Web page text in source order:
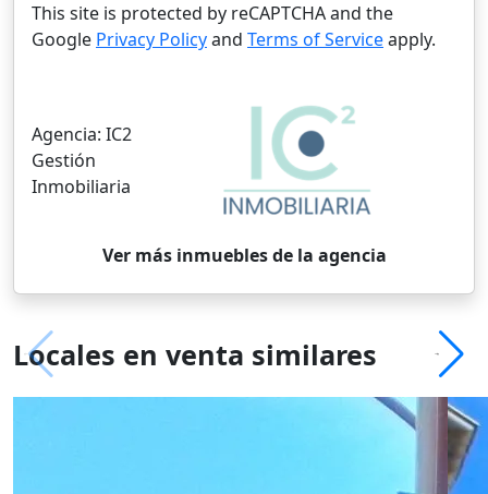
This site is protected by reCAPTCHA and the
Google Privacy Policyand Terms of Serviceapply.
Agencia: IC2
Gestión
Inmobiliaria
Ver más inmuebles de la agencia
Locales en venta similares